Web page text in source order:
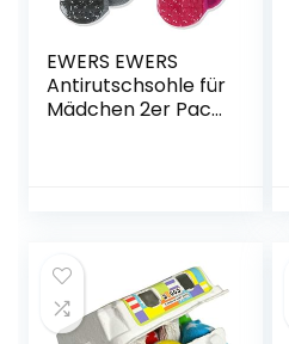
EWERS EWERS
Antirutschsohle für
Mädchen 2er Pack